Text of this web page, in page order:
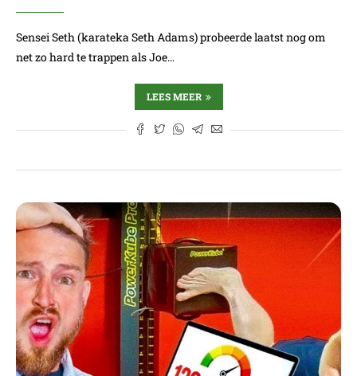
Sensei Seth (karateka Seth Adams) probeerde laatst nog om
net zo hard te trappen als Joe…
LEES MEER